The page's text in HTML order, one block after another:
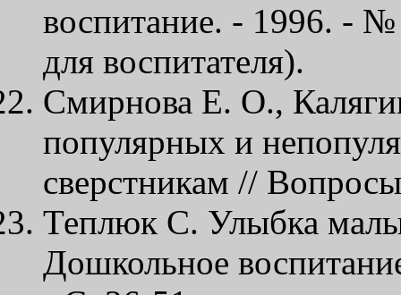
воспитание. - 1996. -
для воспитателя).
Смирнова Е. О.,
популярных и
сверстникам //
Теплюк С. Улыбка
Дошкольное